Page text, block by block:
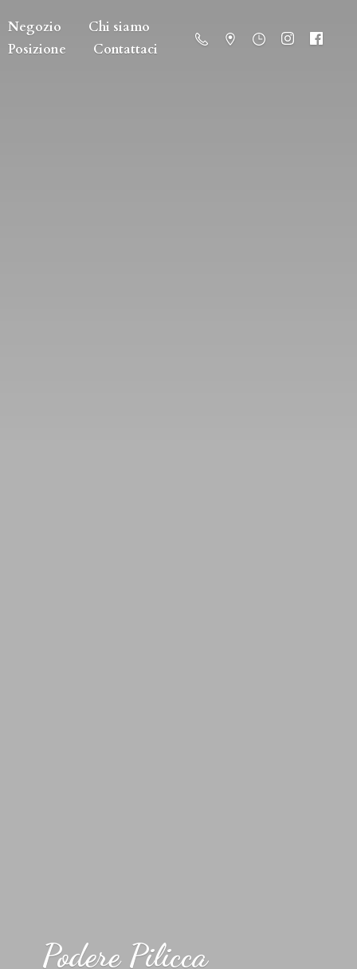
Negozio
Chi siamo
Posizione
Contattaci
Podere Pilicca